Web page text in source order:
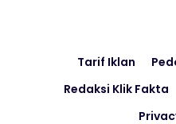
Tarif Iklan
Redaksi Klik Fakta